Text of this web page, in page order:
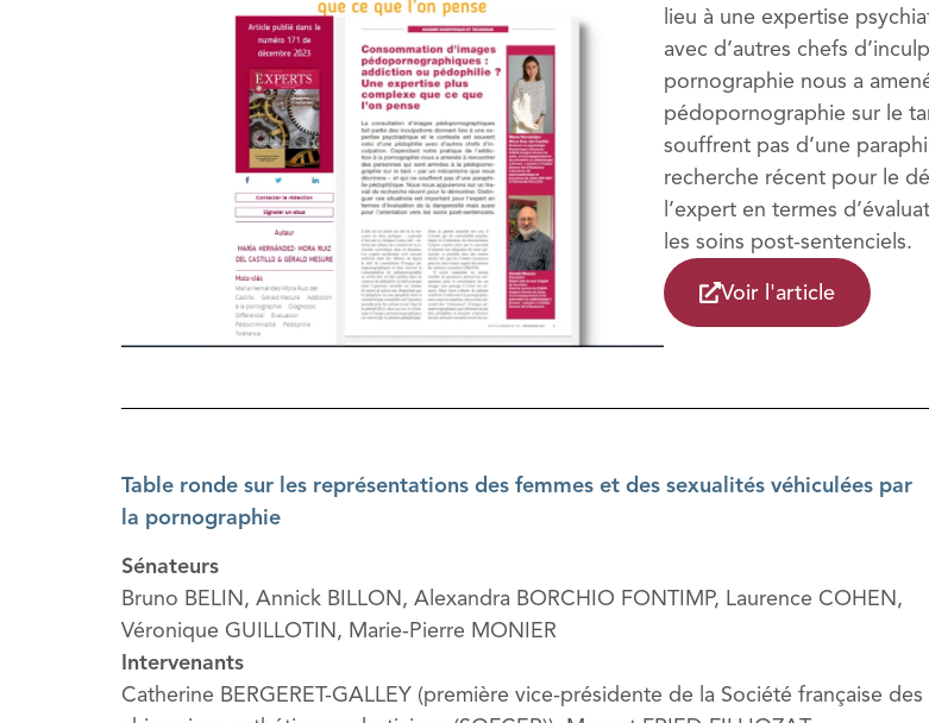
lieu à une expertise
avec d’autres chefs
pornographie nous a
pédopornographie sur le
souffrent pas d’une
recherche récent pour le
l’expert en termes
les soins post-sentenciels.
Voir l'article
Table ronde sur les représentations des femmes et des sexualités véhiculées par
la pornographie
Sénateurs
Bruno BELIN, Annick BILLON, Alexandra BORCHIO FONTIMP, Laurence COHEN,
Véronique GUILLOTIN, Marie-Pierre MONIER
Intervenants
Catherine BERGERET-GALLEY (première vice-présidente de la Société française des